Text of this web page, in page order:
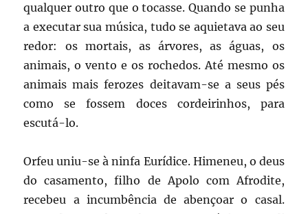
qualquer outro que o tocasse. Quando se punha
a executar sua música, tudo se aquietava ao seu
redor: os mortais, as árvores, as águas, os
animais, o vento e os rochedos. Até mesmo os
animais mais ferozes deitavam-se a seus pés
como se fossem doces cordeirinhos, para
escutá-lo.
Orfeu uniu-se à ninfa Eurídice. Himeneu, o deus
do casamento, filho de Apolo com Afrodite,
recebeu a incumbência de abençoar o casal.